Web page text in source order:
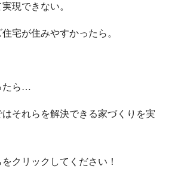
現できない。
宅が住みやすかったら。
たら…
それらを解決できる家づくりを実
をクリックしてください！